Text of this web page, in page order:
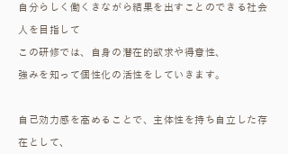
自分らしく働くきながら結果を出すことのできる社会
人を目指して
この研修では、自身の潜在的欲求や得意性、
強みを知って個性化の活性をしていきます。
自己効力感を高めることで、主体性を持ち自立した存
在として、